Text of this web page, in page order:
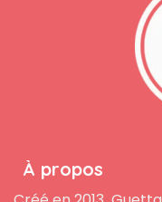
À propos